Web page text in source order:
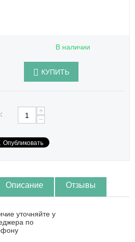
В наличии
КУПИТЬ
+
−
Описание Отзывы
уточняйте у
по